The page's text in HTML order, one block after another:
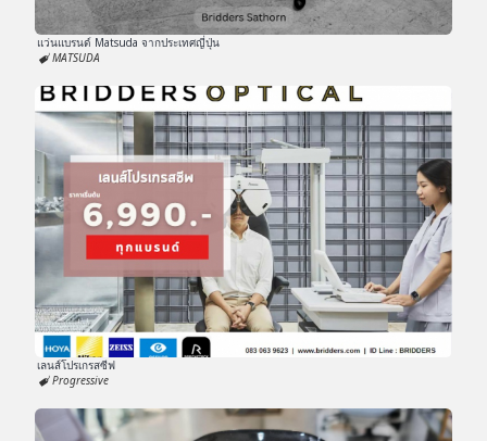
แว่นแบรนด์ Matsuda จากประเทศญี่ปุ่น
MATSUDA
เลนส์โปรเกรสซีฟ
Progressive